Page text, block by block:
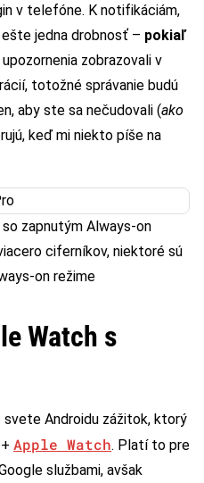
v telefóne. K notifikáciám,
jedna drobnosť – pokiaľ
zobrazovali v
totožné správanie budú
aby ste sa nečudovali (ako
keď mi niekto píše na
zapnutým Always-on
ciferníkov, niektoré sú
on režime
Watch s
svete Androidu zážitok, ktorý
Apple Watch. Platí to pre
službami, avšak